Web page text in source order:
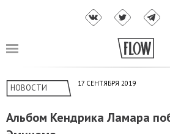
НОВОСТИ 17 СЕНТЯБРЯ 2019
Альбом Кендрика Ламара